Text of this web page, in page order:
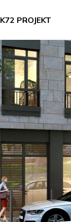
K72 PROJEKT